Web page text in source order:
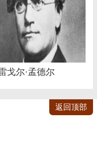
戈尔·孟德尔
返回顶部